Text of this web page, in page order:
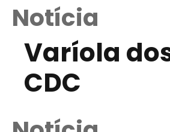
Notícia
Varíola
CDC